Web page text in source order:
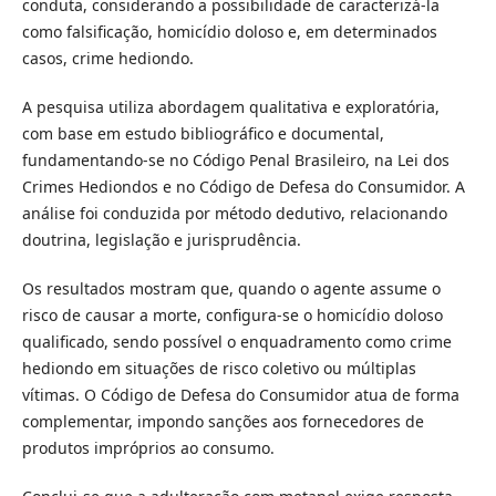
conduta, considerando a possibilidade de caracterizá-la
como falsificação, homicídio doloso e, em determinados
casos, crime hediondo.
A pesquisa utiliza abordagem qualitativa e exploratória,
com base em estudo bibliográfico e documental,
fundamentando-se no Código Penal Brasileiro, na Lei dos
Crimes Hediondos e no Código de Defesa do Consumidor. A
análise foi conduzida por método dedutivo, relacionando
doutrina, legislação e jurisprudência.
Os resultados mostram que, quando o agente assume o
risco de causar a morte, configura-se o homicídio doloso
qualificado, sendo possível o enquadramento como crime
hediondo em situações de risco coletivo ou múltiplas
vítimas. O Código de Defesa do Consumidor atua de forma
complementar, impondo sanções aos fornecedores de
produtos impróprios ao consumo.